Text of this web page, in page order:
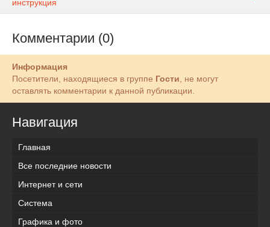
инструкция
Комментарии (0)
Информация
Посетители, находящиеся в группе Гости , не могут
оставлять комментарии к данной публикации.
Навигация
Главная
Все последние новости
Интернет и сети
Система
Графика и фото